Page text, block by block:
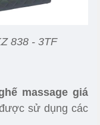
838 - 3TF
massage giá
sử dụng các